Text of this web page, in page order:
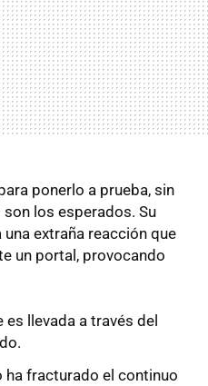
ponerlo a prueba, sin
los esperados. Su
extraña reacción que
un portal, provocando
llevada a través del
ha fracturado el continuo